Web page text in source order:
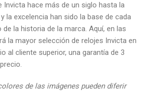
Invicta hace más de un siglo hasta la
la excelencia han sido la base de cada
la historia de la marca. Aquí, en las
la mayor selección de relojes Invicta en
al cliente superior, una garantía de 3
de las imágenes pueden diferir